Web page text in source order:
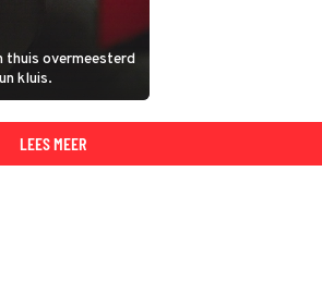
thuis overmeesterd
kluis.
LEES MEER